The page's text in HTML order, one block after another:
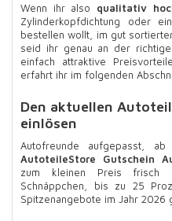
Wenn ihr also qualitativ
Zylinderkopfdichtung oder
bestellen wollt, im gut
seid ihr genau an der
einfach attraktive
erfahrt ihr im folgenden
Den aktuellen
einlösen
Autofreunde aufgepasst,
AutoteileStore Gutschein
zum kleinen Preis frisch
Schnäppchen, bis zu 25
Spitzenangebote im Jahr 2026